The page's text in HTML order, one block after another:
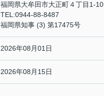
福岡県大牟田市大正町４丁目1-10
TEL:0944-88-8487
福岡県知事 (3) 第17475号
2026年08月01日
2026年08月15日